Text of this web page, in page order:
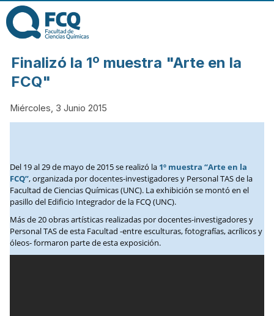
FACULTAD DE
CIENCIAS
QUÍMICAS DE
UNIVERSIDAD
NACIONAL DE
CÓRDOBA
Finalizó la 1º muestra "Arte en la
FCQ"
Miércoles, 3 Junio 2015
Del 19 al 29 de mayo de 2015 se realizó la 1º muestra “Arte en la
FCQ”, organizada por docentes-investigadores y Personal TAS de la
Facultad de Ciencias Químicas (UNC). La exhibición se montó en el
pasillo del Edificio Integrador de la FCQ (UNC).
Más de 20 obras artísticas realizadas por docentes-investigadores y
Personal TAS de esta Facultad -entre esculturas, fotografías, acrílicos y
óleos- formaron parte de esta exposición.